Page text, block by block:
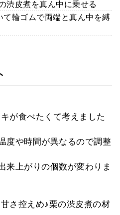
皮煮を真ん中に乗せる
輪ゴムで両端と真ん中を縛
が食べたくて考えました
度や時間が異なるので調整
来上がりの個数が変わりま
さ控えめ♪栗の渋皮煮の材